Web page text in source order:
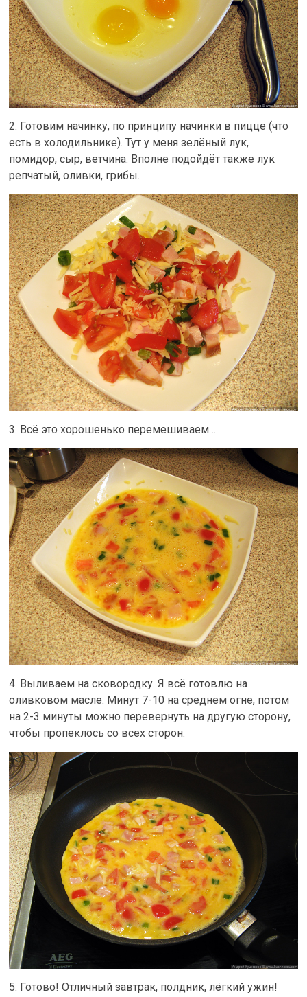
2. Готовим начинку, по принципу начинки в пицце (что
есть в холодильнике). Тут у меня зелёный лук,
помидор, сыр, ветчина. Вполне подойдёт также лук
репчатый, оливки, грибы.
3. Всё это хорошенько перемешиваем…
4. Выливаем на сковородку. Я всё готовлю на
оливковом масле. Минут 7-10 на среднем огне, потом
на 2-3 минуты можно перевернуть на другую сторону,
чтобы пропеклось со всех сторон.
5. Готово! Отличный завтрак, полдник, лёгкий ужин!